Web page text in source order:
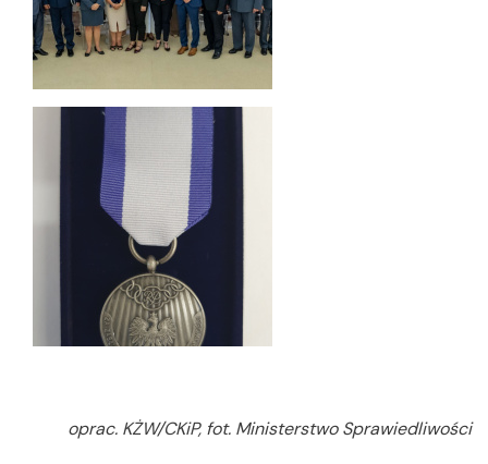
oprac. KŻW/CKiP, fot. Ministerstwo Sprawiedliwości